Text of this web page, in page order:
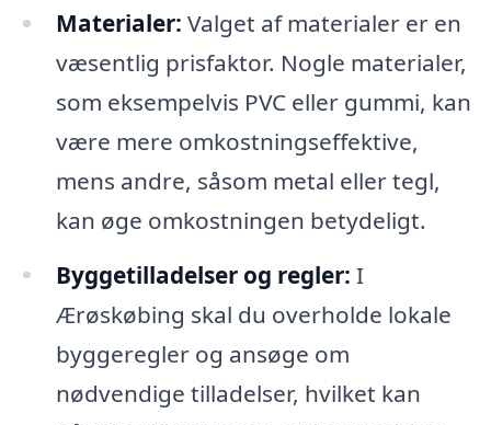
Materialer: Valget af materialer er en
væsentlig prisfaktor. Nogle materialer,
som eksempelvis PVC eller gummi, kan
være mere omkostningseffektive,
mens andre, såsom metal eller tegl,
kan øge omkostningen betydeligt.
Byggetilladelser og regler: I
Ærøskøbing skal du overholde lokale
byggeregler og ansøge om
nødvendige tilladelser, hvilket kan